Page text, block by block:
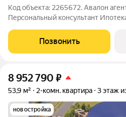
Код объекта: 2265672. Авалон
Персональный консультант
домов.. Планировка:
совмещенный санузел. Квартира с
Позвонить
8 952 790 ₽
53,9 м² 2-комн. квартира 3 этаж
новостройка